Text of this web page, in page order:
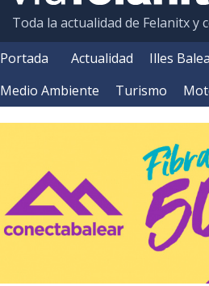
Toda la actualidad de Felanitx y
Portada Actualidad Illes
Medio Ambiente
Turismo